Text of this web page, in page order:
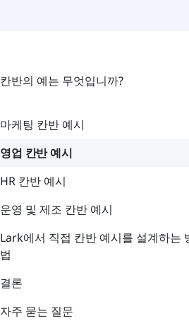
칸반의 예는 무엇입니까?
마케팅 칸반 예시
영업 칸반 예시
HR 칸반 예시
운영 및 제조 칸반 예시
Lark에서 직접 칸반 예시를 설계하는
법
결론
자주 묻는 질문